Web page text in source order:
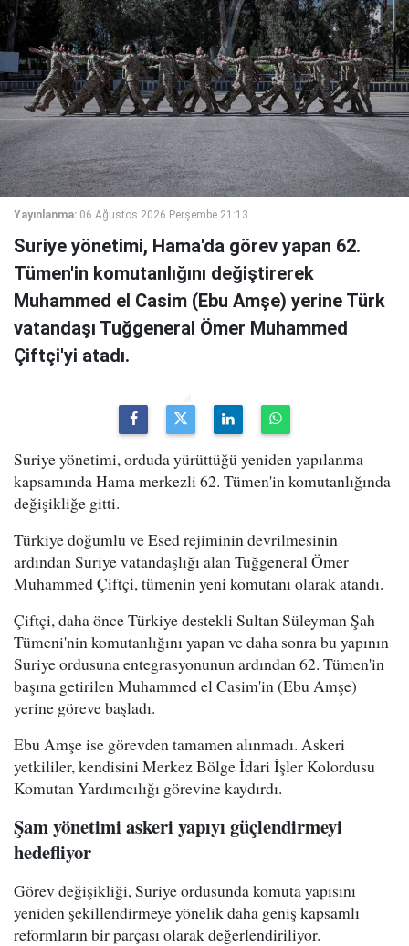
Yayınlanma: 06 Ağustos 2026 Perşembe 21:13
Suriye yönetimi, Hama'da görev yapan 62.
Tümen'in komutanlığını değiştirerek
Muhammed el Casim (Ebu Amşe) yerine Türk
vatandaşı Tuğgeneral Ömer Muhammed
Çiftçi'yi atadı.
Suriye yönetimi, orduda yürüttüğü yeniden yapılanma
kapsamında Hama merkezli 62. Tümen'in komutanlığında
değişikliğe gitti.
Türkiye doğumlu ve Esed rejiminin devrilmesinin
ardından Suriye vatandaşlığı alan Tuğgeneral Ömer
Muhammed Çiftçi, tümenin yeni komutanı olarak atandı.
Çiftçi, daha önce Türkiye destekli Sultan Süleyman Şah
Tümeni'nin komutanlığını yapan ve daha sonra bu yapının
Suriye ordusuna entegrasyonunun ardından 62. Tümen'in
başına getirilen Muhammed el Casim'in (Ebu Amşe)
yerine göreve başladı.
Ebu Amşe ise görevden tamamen alınmadı. Askeri
yetkililer, kendisini Merkez Bölge İdari İşler Kolordusu
Komutan Yardımcılığı görevine kaydırdı.
Şam yönetimi askeri yapıyı güçlendirmeyi
hedefliyor
Görev değişikliği, Suriye ordusunda komuta yapısını
yeniden şekillendirmeye yönelik daha geniş kapsamlı
reformların bir parçası olarak değerlendiriliyor.